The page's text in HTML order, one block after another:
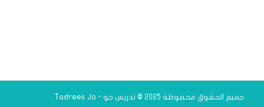
جميع الحقوق محفوظة 2025 © تدريس جو - Tadrees Jo